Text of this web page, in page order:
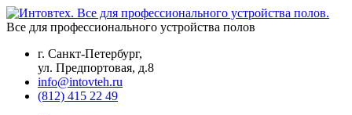
Все для профессионального устройства полов
г. Санкт-Петербург,
ул. Предпортовая, д.8
info@intovteh.ru
(812) 415 22 49